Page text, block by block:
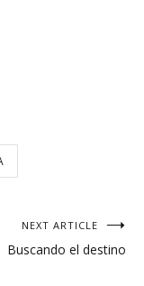
NEXT ARTICLE
Buscando el destino